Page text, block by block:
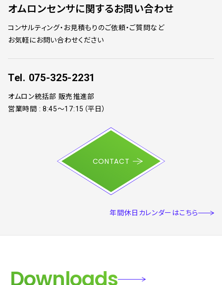
オムロンセンサに関するお問い合わせ
コンサルティング・お見積もりのご依頼・ご質問など
お気軽にお問い合わせください
Tel. 075-325-2231
オムロン統括部 販売推進部
営業時間 : 8:45～17:15（平日）
CONTACT
年間休日カレンダー はこちら
Downloads